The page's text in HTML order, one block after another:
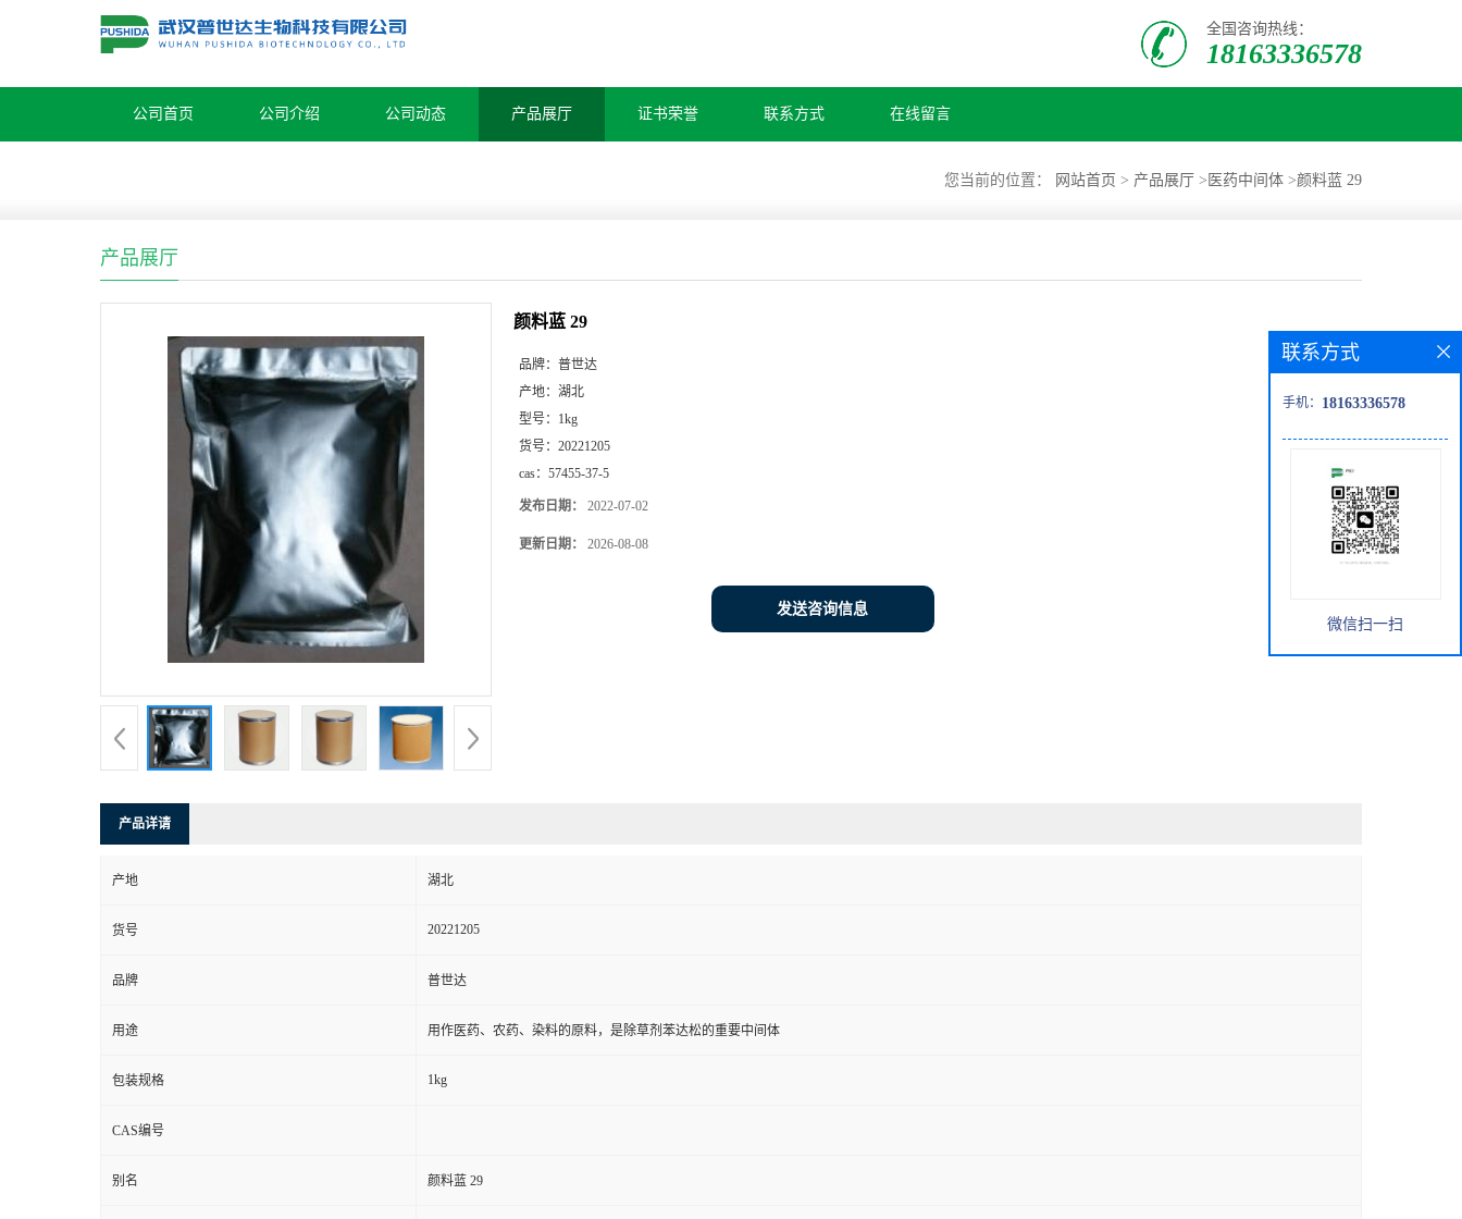
全国咨询热线：
18163336578
公司首页 公司介绍 公司动态 产品展厅 证书荣誉 联系方式 在线留言
您当前的位置： 网站首页 > 产品展厅 > 医药中间体 >颜料蓝 29
产品展厅
颜料蓝 29
品牌： 普世达
产地： 湖北
型号： 1kg
货号： 20221205
cas： 57455-37-5
发布日期： 2022-07-02
更新日期： 2026-08-08
发送咨询信息
产品详请
产地 湖北
货号 20221205
品牌 普世达
用途 用作医药、农药、染料的原料，是除草剂苯达松的重要中间体
包装规格 1kg
CAS编号
别名 颜料蓝 29
联系方式
手机： 18163336578
微信扫一扫